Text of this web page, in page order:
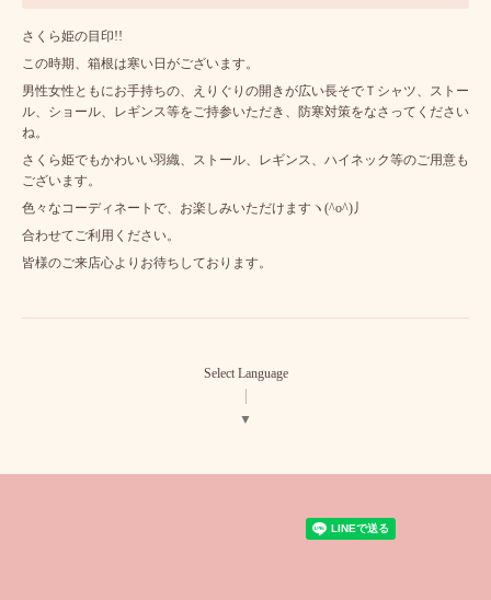
さくら姫の目印!!
この時期、箱根は寒い日がございます。
男性女性ともにお手持ちの、えりぐりの開きが広い長そでＴシャツ、ストー
ル、ショール、レギンス等をご持参いただき、防寒対策をなさってください
ね。
さくら姫でもかわいい羽織、ストール、レギンス、ハイネック等のご用意も
ございます。
色々なコーディネートで、お楽しみいただけますヽ(^o^)丿
合わせてご利用ください。
皆様のご来店心よりお待ちしております。
Select Language
▼